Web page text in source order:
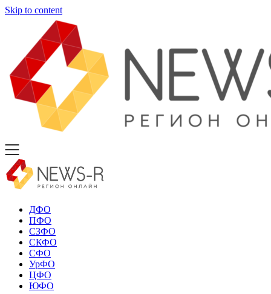
Skip to content
ДФО
ПФО
СЗФО
СКФО
СФО
УрФО
ЦФО
ЮФО